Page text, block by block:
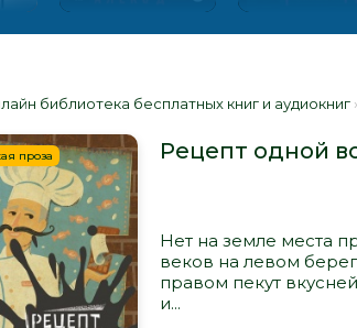
библиотека бесплатных книг и аудиокниг
проза Рецепт одной
Нет на земле места
веков на левом
правом пекут
и...